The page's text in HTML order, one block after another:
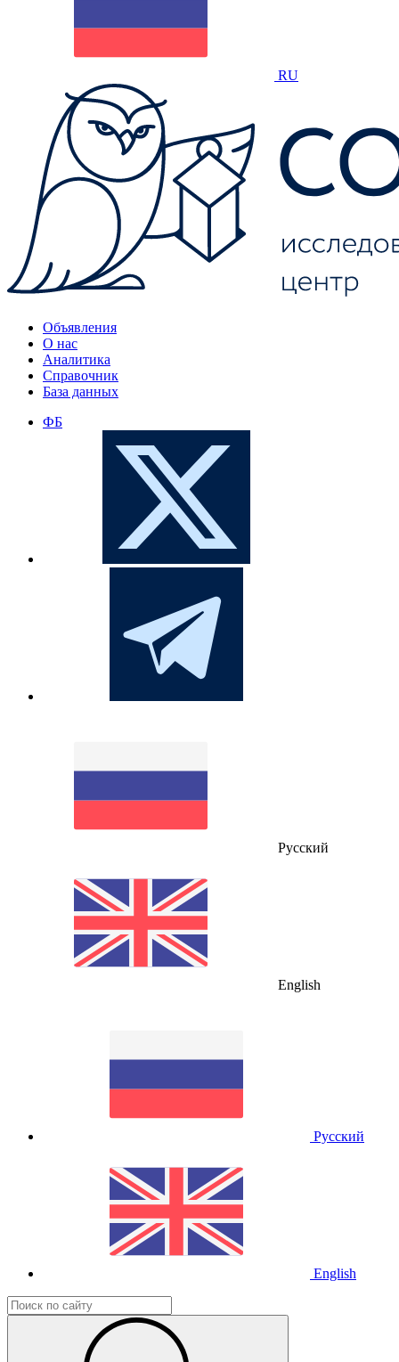
RU
Объявления
О нас
Аналитика
Справочник
База данных
ФБ
Русский
English
Русский
English